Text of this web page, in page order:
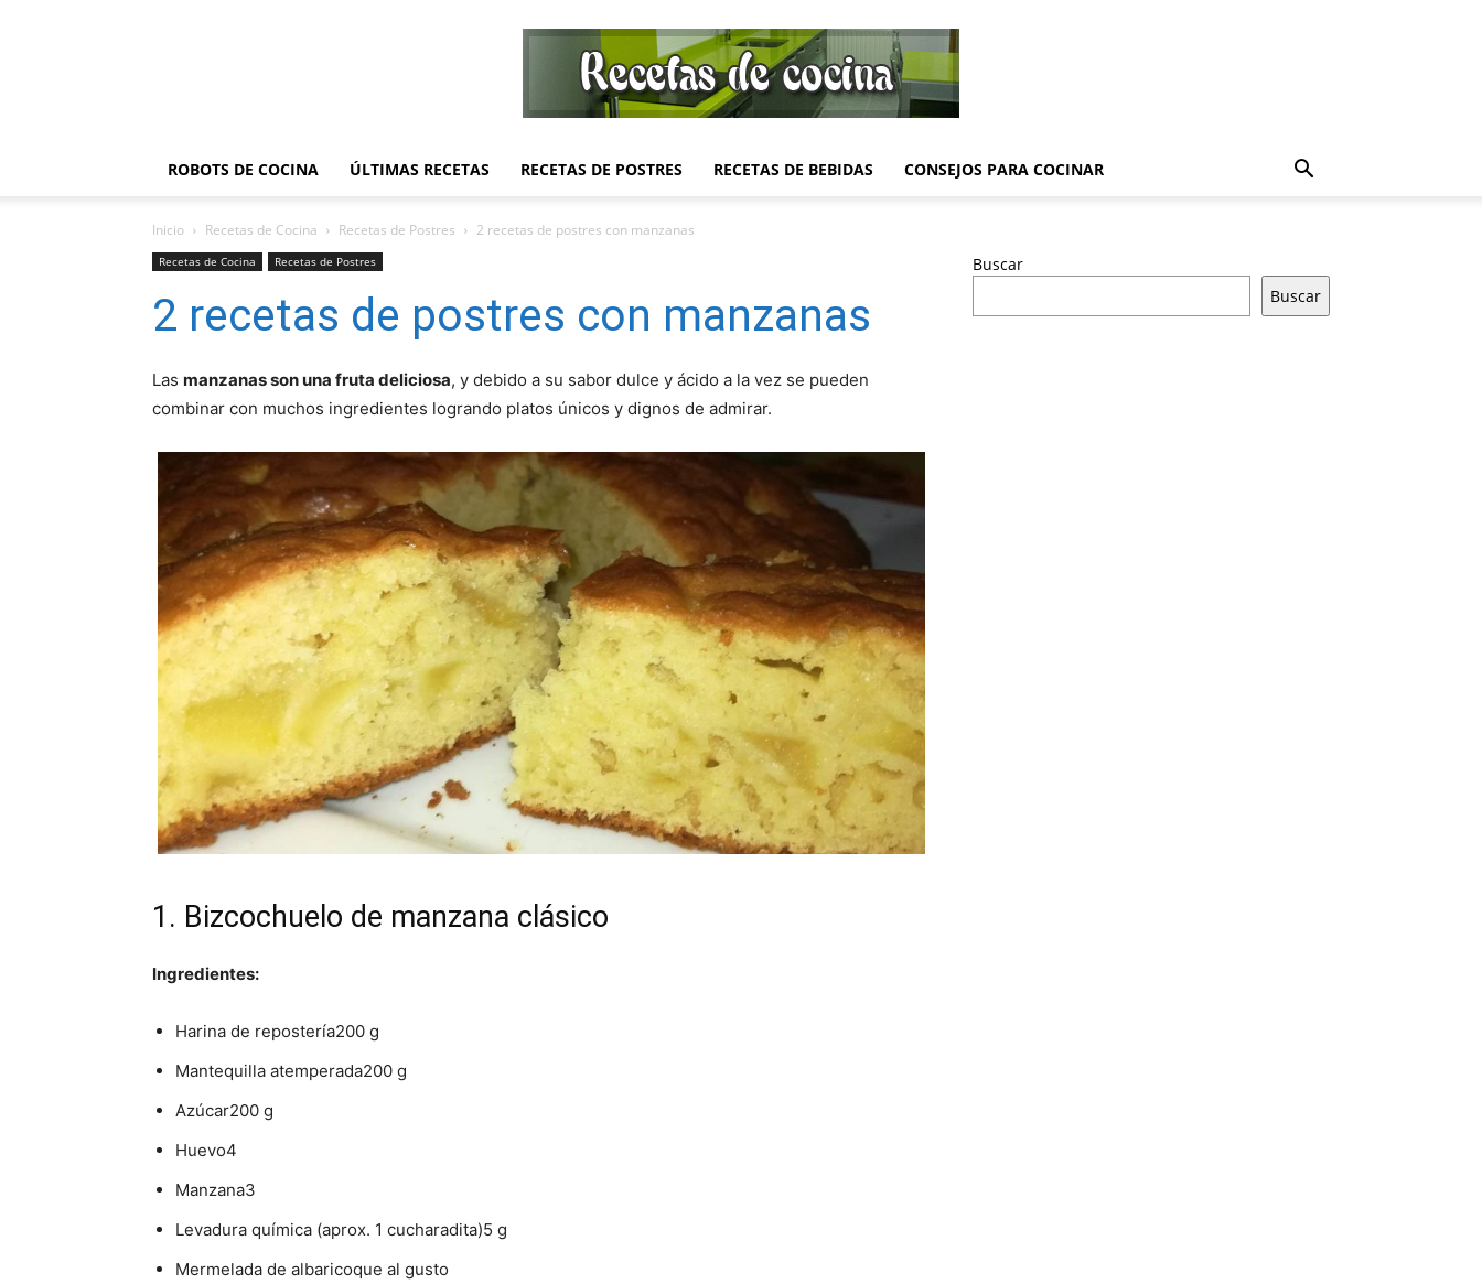
de
Gratis
ROBOTS DE COCINA ÚLTIMAS RECETAS RECETAS DE POSTRES RECETAS DE BEBIDAS CONSEJOS PARA COCINAR
Inicio Recetas de Cocina Recetas de Postres 2 recetas de postres con manzanas
Recetas de Cocina Recetas de Postres
2 recetas de postres con manzanas
Las manzanas son una fruta deliciosa, y debido a su sabor dulce y ácido a la vez se pueden
combinar con muchos ingredientes logrando platos únicos y dignos de admirar.
1. Bizcochuelo de manzana clásico
Ingredientes:
Harina de repostería200 g
Mantequilla atemperada200 g
Azúcar200 g
Huevo4
Manzana3
Levadura química (aprox. 1 cucharadita)5 g
Mermelada de albaricoque al gusto
Buscar
Buscar